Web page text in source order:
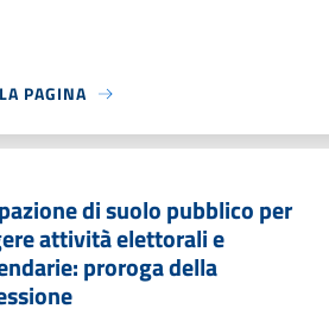
PAGINA
di suolo pubblico per
attività elettorali e
proroga della